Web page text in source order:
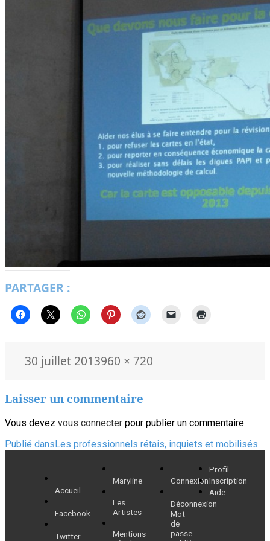
PARTAGER :
Publié
30 juillet 2013Taille
960 × 720
Laisser un commentaire
Vous devez vous connecter pour publier un commentaire.
Navigation
l’article
Publié dansLes professionnels rétais, inquiets et mobilisés
Accueil
Facebook
Twitter
Maryline
Les
Artistes
Mentions
Connexion
Déconnexion
Mot
de
passe
Profil
Inscription
Aide